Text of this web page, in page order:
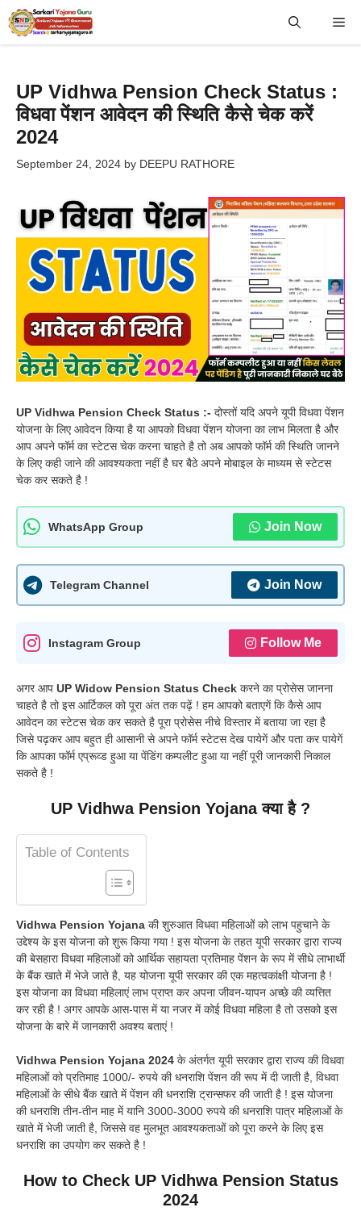
Skip
to
UP Vidhwa Pension Check Status :
विधवा पेंशन आवेदन की स्थिति कैसे चेक करें
2024
September 24, 2024 by DEEPU RATHORE
UP Vidhwa Pension Check Status :- दोस्तों यदि अपने यूपी विधवा पेंशन
योजना के लिए आवेदन किया है या आपको विधवा पेंशन योजना का लाभ मिलता है और
आप अपने फॉर्म का स्टेटस चेक करना चाहते है तो अब आपको फॉर्म की स्थिति जानने
के लिए कही जाने की आवश्यकता नहीं है घर बैठे अपने मोबाइल के माध्यम से स्टेटस
चेक कर सकते है !
WhatsApp Group Join Now
Telegram Channel Join Now
Instagram Group Follow Me
अगर आप UP Widow Pension Status Check करने का प्रोसेस जानना
चाहते है तो इस आर्टिकल को पूरा अंत तक पढ़ें ! हम आपको बताएगें कि कैसे आप
आवेदन का स्टेटस चेक कर सकते है पूरा प्रोसेस नीचे विस्तार में बताया जा रहा है
जिसे पढ़कर आप बहुत ही आसानी से अपने फॉर्म स्टेटस देख पायेगें और पता कर पायेगें
कि आपका फॉर्म एप्रूव्ड हुआ या पेंडिंग कम्पलीट हुआ या नहीं पूरी जानकारी निकाल
सकते है !
UP Vidhwa Pension Yojana क्या है ?
Table of Contents
Vidhwa Pension Yojana की शुरुआत विधवा महिलाओं को लाभ पहुचाने के
उद्देश्य के इस योजना को शुरू किया गया ! इस योजना के तहत यूपी सरकार द्वारा राज्य
की बेसहारा विधवा महिलाओं को आर्थिक सहायता प्रतिमाह पेंशन के रूप में सीधे लाभार्थी
के बैंक खाते में भेजे जाते है, यह योजना यूपी सरकार की एक महत्वकांक्षी योजना है !
इस योजना का विधवा महिलाएं लाभ प्राप्त कर अपना जीवन-यापन अच्छे की व्यत्तित
कर रही है ! अगर आपके आस-पास में या नजर में कोई विधवा महिला है तो उसको इस
योजना के बारे में जानकारी अवश्य बताएं !
Vidhwa Pension Yojana 2024 के अंतर्गत यूपी सरकार द्वारा राज्य की विधवा
महिलाओं को प्रतिमाह 1000/- रुपये की धनराशि पेंशन की रूप में दी जाती है, विधवा
महिलाओं के सीधे बैंक खाते में पेंशन की धनराशि ट्रान्सफर की जाती है ! इस योजना
की धनराशि तीन-तीन माह में यानि 3000-3000 रुपये की धनराशि पात्र महिलाओं के
खाते में भेजी जाती है, जिससे वह मुलभूत आवश्यकताओं को पूरा करने के लिए इस
धनराशि का उपयोग कर सकते है !
How to Check UP Vidhwa Pension Status
2024